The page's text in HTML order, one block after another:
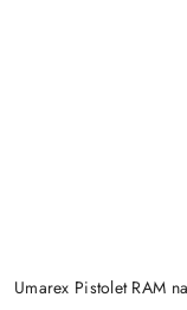
Umarex Pistolet RAM